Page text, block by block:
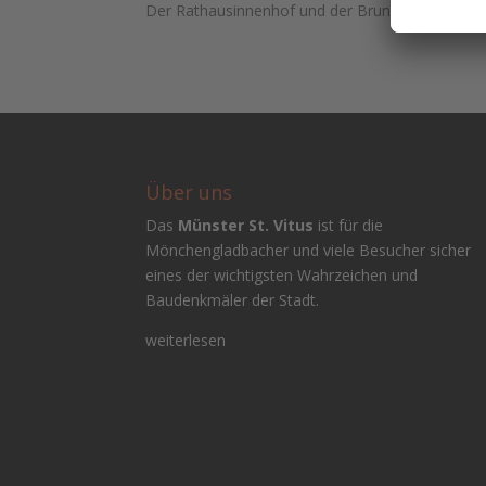
Der Rathausinnenhof und der Brunnenhof
Über uns
Das Münster St. Vitus ist für die
Mönchengladbacher und viele Besucher sicher
eines der wichtigsten Wahrzeichen und
Baudenkmäler der Stadt.
weiterlesen